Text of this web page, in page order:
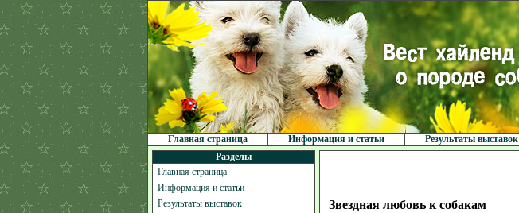
Главная страница Информация и статьи Результаты выставок
Разделы
Главная страница
Информация и статьи
Результаты выставок
Звездная любовь к собакам